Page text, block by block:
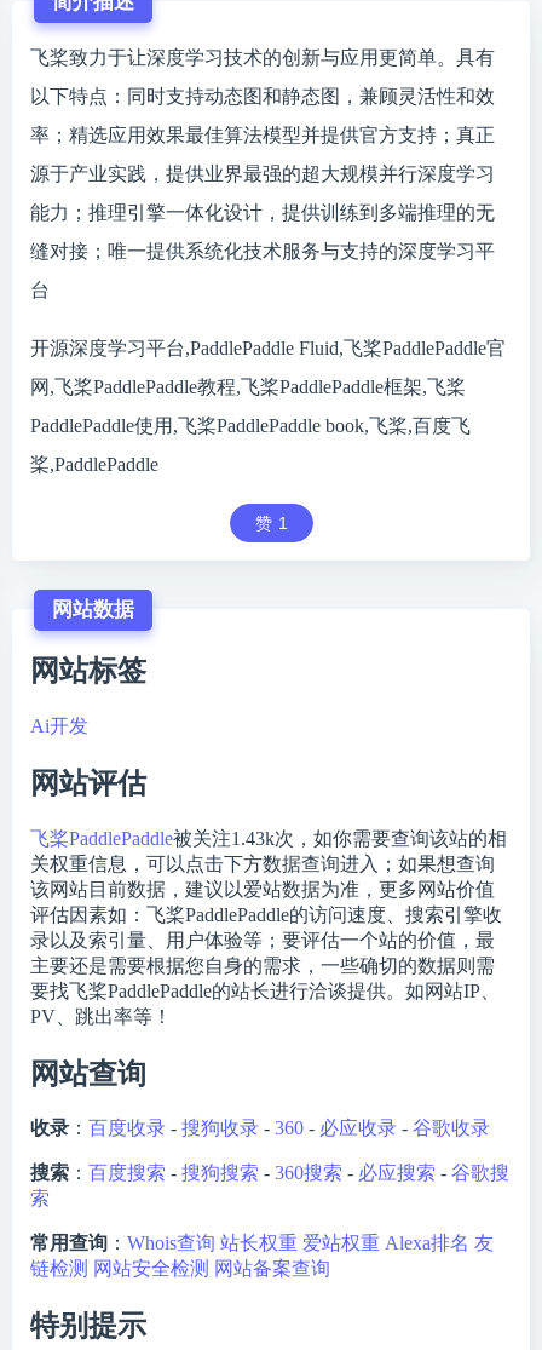
飞桨致力于让深度学习技术的创新与应用更简单。具有
以下特点：同时支持动态图和静态图，兼顾灵活性和效
率；精选应用效果最佳算法模型并提供官方支持；真正
源于产业实践，提供业界最强的超大规模并行深度学习
能力；推理引擎一体化设计，提供训练到多端推理的无
缝对接；唯一提供系统化技术服务与支持的深度学习平
台
开源深度学习平台,PaddlePaddle Fluid,飞桨PaddlePaddle官
网,飞桨PaddlePaddle教程,飞桨PaddlePaddle框架,飞桨
PaddlePaddle使用,飞桨PaddlePaddle book,飞桨,百度飞
桨,PaddlePaddle
赞 1
网站数据
网站标签
Ai开发
网站评估
飞桨PaddlePaddle被关注1.43k次，如你需要查询该站的相
关权重信息，可以点击下方数据查询进入；如果想查询
该网站目前数据，建议以爱站数据为准，更多网站价值
评估因素如：飞桨PaddlePaddle的访问速度、搜索引擎收
录以及索引量、用户体验等；要评估一个站的价值，最
主要还是需要根据您自身的需求，一些确切的数据则需
要找飞桨PaddlePaddle的站长进行洽谈提供。如网站IP、
PV、跳出率等！
网站查询
收录 ： 百度收录 - 搜狗收录 - 360 - 必应收录 - 谷歌收录
搜索 ： 百度搜索 - 搜狗搜索 - 360搜索 - 必应搜索 - 谷歌搜
索
常用查询 ： Whois查询 站长权重 爱站权重 Alexa排名 友
链检测 网站安全检测 网站备案查询
特别提示